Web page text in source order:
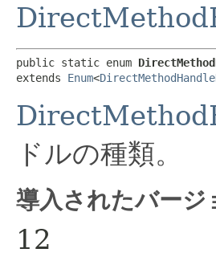
public static enum
extends Enum<
ドルの種類。
導入されたバージ
12